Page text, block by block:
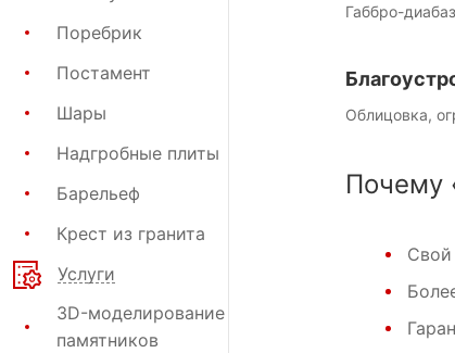
Поребрик
Постамент
Шары
Надгробные плиты
Барельеф
Крест из гранита
Услуги
3D-моделирование
памятников
Габбро-
Облицовка,
Почему
Свой